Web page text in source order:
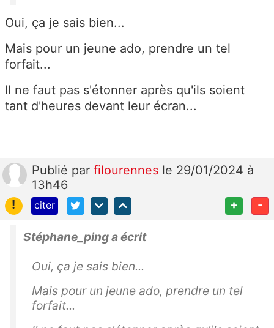
Oui, ça je sais bien...
Mais pour un jeune ado, prendre un tel
forfait...
Il ne faut pas s'étonner après qu'ils soient
tant d'heures devant leur écran...
Publié par filourennes le 29/01/2024 à
13h46
!
citer + -
Stéphane_ping a écrit
Oui, ça je sais bien...
Mais pour un jeune ado, prendre un tel
forfait...